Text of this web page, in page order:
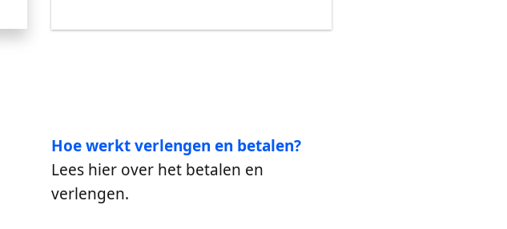
Hoe werkt verlengen en betalen?
Lees hier over het betalen en
verlengen.